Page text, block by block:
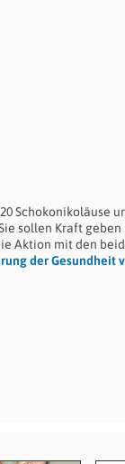
Schokonikoläuse
sollen Kraft
Aktion mit den
der Gesundheit